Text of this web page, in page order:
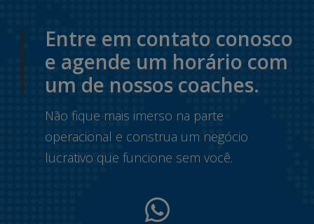
Entre em contato conosco
e agende um horário com
um de nossos coaches.
Não fique mais imerso na parte
operacional e construa um negócio
lucrativo que funcione sem você.